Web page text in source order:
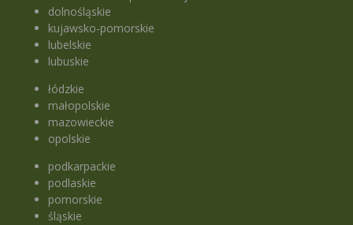
dolnośląskie
kujawsko-pomorskie
lubelskie
lubuskie
łódzkie
małopolskie
mazowieckie
opolskie
podkarpackie
podlaskie
pomorskie
śląskie